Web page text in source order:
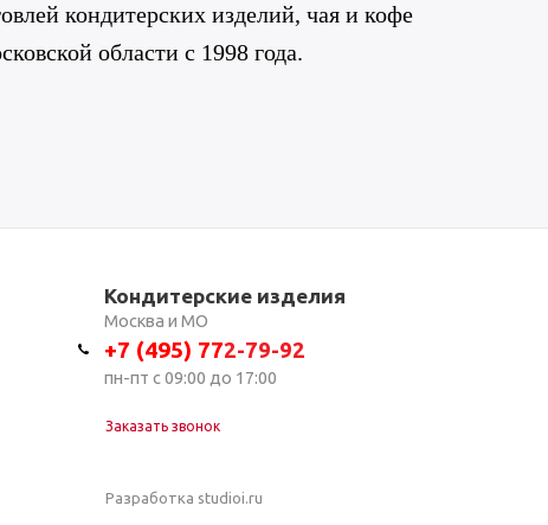
кондитерских изделий, чая и кофе
области с 1998 года.
Кондитерские изделия
Москва и МО
+7 (495) 772-79-92
пн-пт с 09:00 до 17:00
Заказать звонок
Разработка studioi.ru